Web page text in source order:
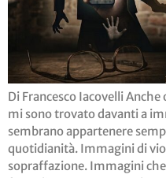
Di Francesco Iacovelli
mi sono trovato davanti a
sembrano appartenere
quotidianità. Immagini di
sopraffazione. Immagini